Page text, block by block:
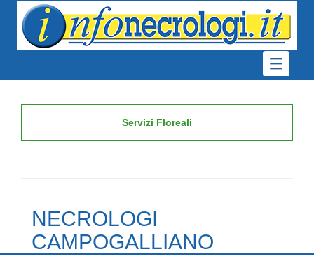
Servizi Floreali
NECROLOGI
CAMPOGALLIANO